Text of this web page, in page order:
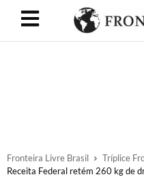
Fronteira Livre Brasil
Tríplice
Receita Federal retém 260 kg de